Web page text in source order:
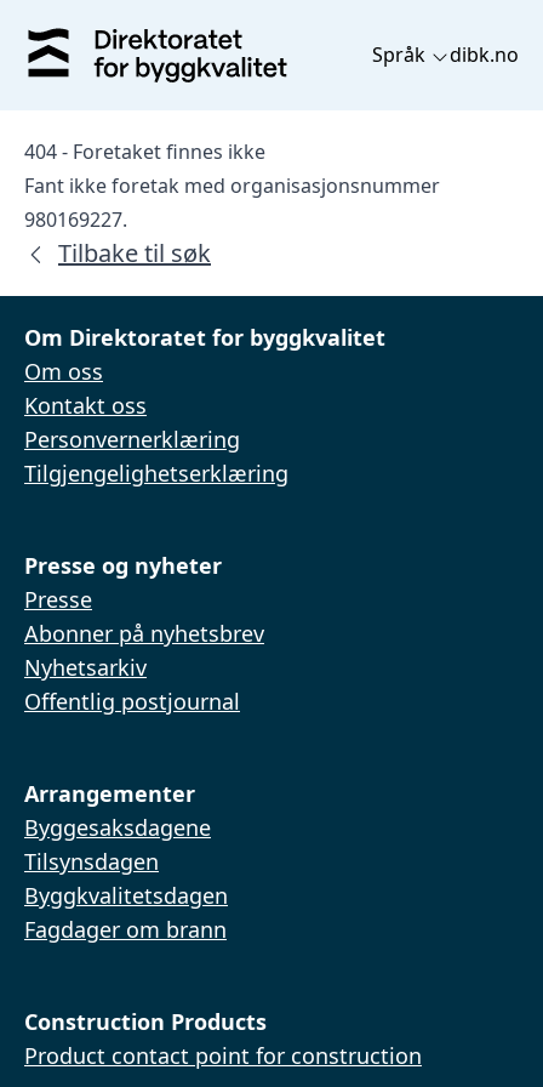
Språk dibk.no
404 - Foretaket finnes ikke
Fant ikke foretak med organisasjonsnummer
980169227.
Tilbake til søk
Om Direktoratet for byggkvalitet
Om oss
Kontakt oss
Personvernerklæring
Tilgjengelighetserklæring
Presse og nyheter
Presse
Abonner på nyhetsbrev
Nyhetsarkiv
Offentlig postjournal
Arrangementer
Byggesaksdagene
Tilsynsdagen
Byggkvalitetsdagen
Fagdager om brann
Construction Products
Product contact point for construction